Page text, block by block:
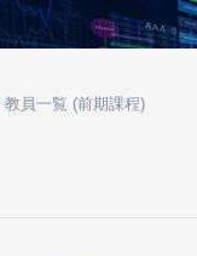
教員一覧 (前期課程)